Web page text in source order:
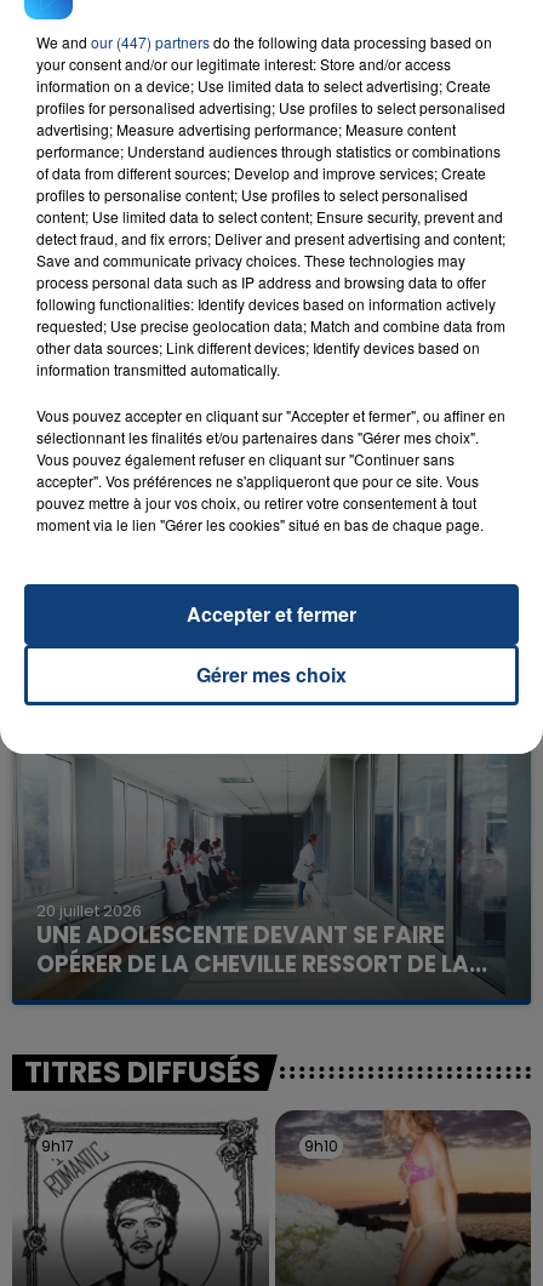
Jamaican
HUGEL & SOLTO
RADIO CONTACT
FIL D'ACTU
INCENDIE MORTEL À LENS : UNE FEMME ET
SON BÉBÉ ENTRE LA VIE ET LA...
Un homme s'est immolé par le feu après avoir
d'un liquide inflammable.
20 juillet 2026
UNE ADOLESCENTE DEVANT SE FAIRE
OPÉRER DE LA CHEVILLE RESSORT DE LA...
La famille a porté plainte contre la clinique qui a
excuses.
TITRES DIFFUSÉS
9h17
9h17 9h10
9h10
We and our (447) partnersdo the following data processing based on
your consent and/or our legitimate interest: Store and/or access
information on a device; Use limited data to select advertising; Create
profiles for personalised advertising; Use profiles to select personalised
advertising; Measure advertising performance; Measure content
performance; Understand audiences through statistics or combinations
of data from different sources; Develop and improve services; Create
profiles to personalise content; Use profiles to select personalised
content; Use limited data to select content; Ensure security, prevent and
detect fraud, and fix errors; Deliver and present advertising and content;
Save and communicate privacy choices. These technologies may
process personal data such as IP address and browsing data to offer
following functionalities: Identify devices based on information actively
requested; Use precise geolocation data; Match and combine data from
other data sources; Link different devices; Identify devices based on
information transmitted automatically.
Vous pouvez accepter en cliquant sur "Accepter et fermer", ou affiner en
sélectionnant les finalités et/ou partenaires dans "Gérer mes choix".
Vous pouvez également refuser en cliquant sur "Continuer sans
accepter". Vos préférences ne s'appliqueront que pour ce site. Vous
pouvez mettre à jour vos choix, ou retirer votre consentement à tout
moment via le lien "Gérer les cookies" situé en bas de chaque page.
Gérer mes choix
Accepter et fermer